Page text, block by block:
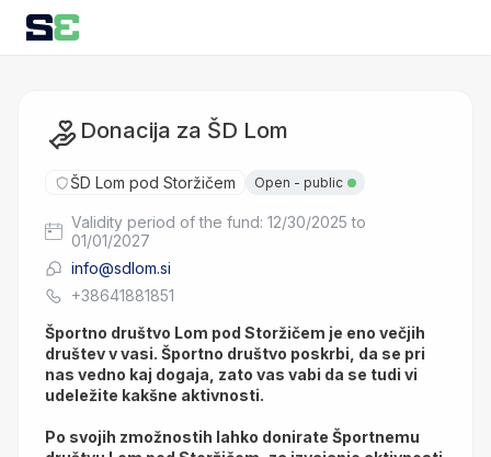
Donacija za ŠD Lom
ŠD Lom pod Storžičem Open - public
Validity period of the fund: 12/30/2025 to
01/01/2027
info@sdlom.si
+38641881851
Športno društvo Lom pod Storžičem je eno večjih
društev v vasi. Športno društvo poskrbi, da se pri
nas vedno kaj dogaja, zato vas vabi da se tudi vi
udeležite kakšne aktivnosti.
Po svojih zmožnostih lahko donirate Športnemu